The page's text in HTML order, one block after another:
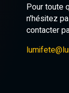
Pour toute
n'hésitez
contacter